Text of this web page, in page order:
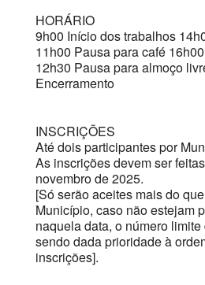
HORÁRIO
9h00 Início dos trabalhos
11h00 Pausa para café
12h30 Pausa para almoço
Encerramento
INSCRIÇÕES
Até dois participantes por
As inscrições devem ser
novembro de 2025.
[Só serão aceites mais do
Município, caso não estejam
naquela data, o número
sendo dada prioridade à
inscrições].